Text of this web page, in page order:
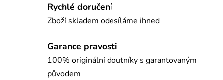
Rychlé doručení
Zboží skladem odesíláme ihned
Garance pravosti
100% originální doutníky s garantovaným
původem